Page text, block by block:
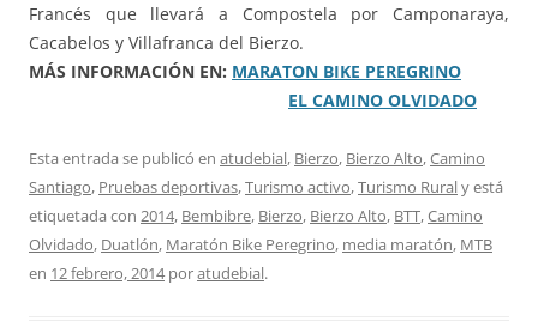
Francés que llevará a Compostela por Camponaraya,
Cacabelos y Villafranca del Bierzo.
MÁS INFORMACIÓN EN: MARATON BIKE PEREGRINO
EL CAMINO OLVIDADO
Esta entrada se publicó en atudebial, Bierzo, Bierzo Alto,Camino
Santiago, Pruebas deportivas,Turismo activo,Turismo Ruraly está
etiquetada con 2014, Bembibre, Bierzo, Bierzo Alto, BTT,Camino
Olvidado, Duatlón, Maratón Bike Peregrino, media maratón, MTB
en 12 febrero, 2014poratudebial.